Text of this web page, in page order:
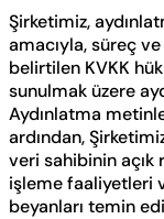
Şirketimiz,
amacıyla, süreç
belirtilen KVKK
sunulmak üzere
Aydınlatma
ardından,
veri sahibinin açık
işleme faaliyetleri
beyanları temin